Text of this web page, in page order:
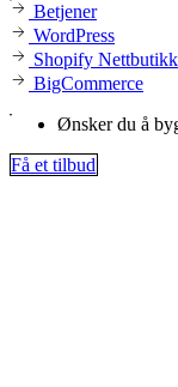
Betjener
WordPress
Shopify Nettbutikk
BigCommerce
Ønsker du å
Få et tilbud